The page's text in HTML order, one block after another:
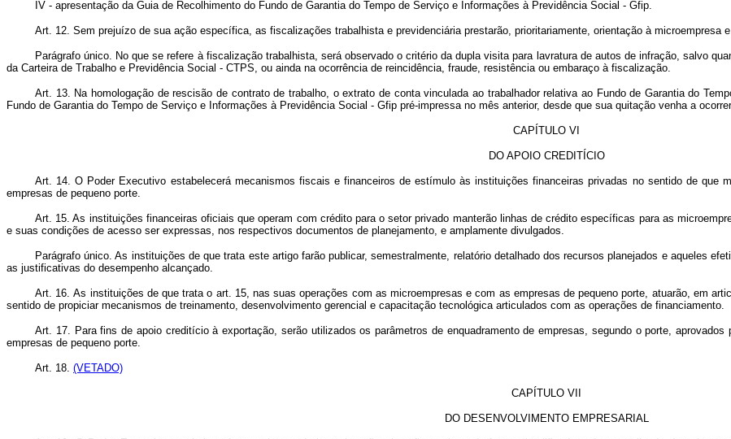
IV - apresentação da Guia de Recolhimento do Fundo de Garantia do Tempo de Serviço e Informações à Previdência Social - Gfip.
Art. 12. Sem prejuízo de sua ação específica, as fiscalizações trabalhista e previdenciária prestarão, prioritariamente, orientação à microempresa
Parágrafo único. No que se refere à fiscalização trabalhista, será observado o critério da dupla visita para lavratura de autos de infração, salvo
da Carteira de Trabalho e Previdência Social - CTPS, ou ainda na ocorrência de reincidência, fraude, resistência ou embaraço à fiscalização.
Art. 13. Na homologação de rescisão de contrato de trabalho, o extrato de conta vinculada ao trabalhador relativa ao Fundo de Garantia do
Fundo de Garantia do Tempo de Serviço e Informações à Previdência Social - Gfip pré-impressa no mês anterior, desde que sua quitação venha a
CAPÍTULO VI
DO APOIO CREDITÍCIO
Art. 14. O Poder Executivo estabelecerá mecanismos fiscais e financeiros de estímulo às instituições financeiras privadas no sentido de que
empresas de pequeno porte.
Art. 15. As instituições financeiras oficiais que operam com crédito para o setor privado manterão linhas de crédito específicas para as
e suas condições de acesso ser expressas, nos respectivos documentos de planejamento, e amplamente divulgados.
Parágrafo único. As instituições de que trata este artigo farão publicar, semestralmente, relatório detalhado dos recursos planejados e aqueles
as justificativas do desempenho alcançado.
Art. 16. As instituições de que trata o art. 15, nas suas operações com as microempresas e com as empresas de pequeno porte, atuarão, em
sentido de propiciar mecanismos de treinamento, desenvolvimento gerencial e capacitação tecnológica articulados com as operações de financiamento.
Art. 17. Para fins de apoio creditício à exportação, serão utilizados os parâmetros de enquadramento de empresas, segundo o porte,
empresas de pequeno porte.
Art. 18. (VETADO)
CAPÍTULO VII
DO DESENVOLVIMENTO EMPRESARIAL